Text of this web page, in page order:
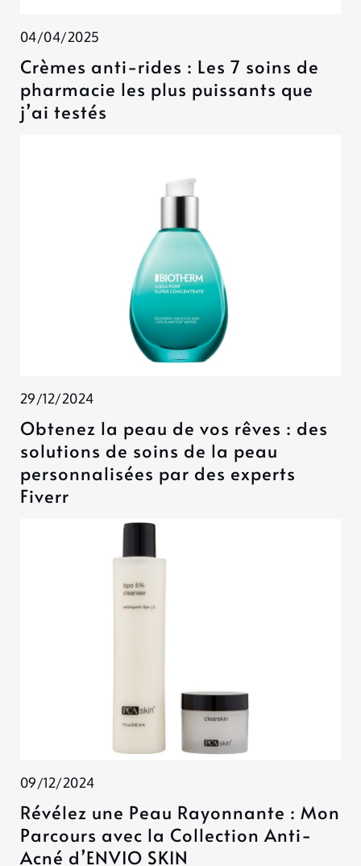
04/04/2025
Crèmes anti-rides : Les 7 soins de
pharmacie les plus puissants que
j’ai testés
29/12/2024
Obtenez la peau de vos rêves : des
solutions de soins de la peau
personnalisées par des experts
Fiverr
09/12/2024
Révélez une Peau Rayonnante : Mon
Parcours avec la Collection Anti-
Acné d’ENVIO SKIN